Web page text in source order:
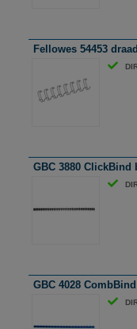
Fellowes 54453
GBC 3880
GBC 4028